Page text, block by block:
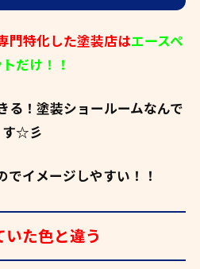
門特化した塗装店はエースペ
だけ！！
る！塗装ショールームなんで
す☆彡
でイメージしやすい！！
た色と違う